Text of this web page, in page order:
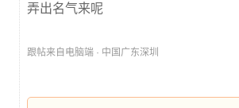
弄出名气来呢
跟帖来自电脑端 · 中国广东深圳